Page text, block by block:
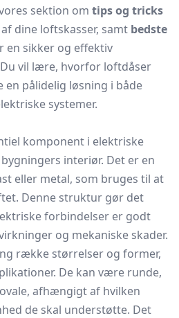
sektion om tips og tricks
dine loftskasser, samt bedste
en sikker og effektiv
vil lære, hvorfor loftdåser
pålidelig løsning i både
systemer.
komponent i elektriske
interiør. Det er en
eller metal, som bruges til at
Denne struktur gør det
forbindelser er godt
og mekaniske skader.
række størrelser og former,
De kan være runde,
afhængigt af hvilken
de skal understøtte. Det